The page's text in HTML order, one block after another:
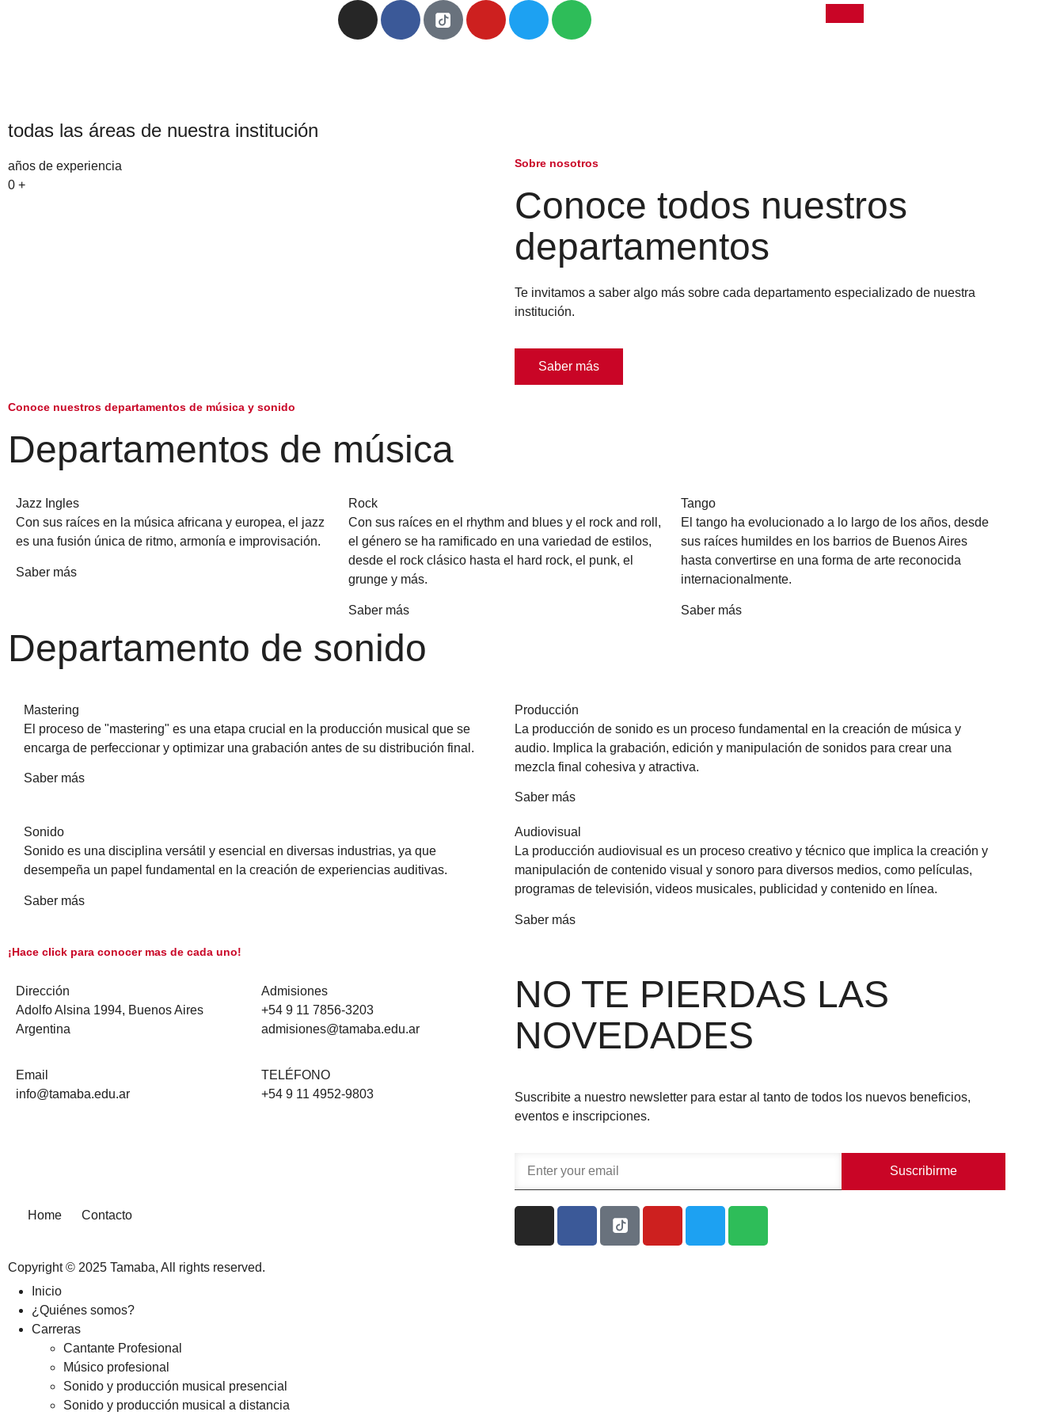
todas las áreas de nuestra institución
años de experiencia
0 +
Sobre nosotros
Conoce todos nuestros
departamentos
Te invitamos a saber algo más sobre cada departamento especializado de nuestra
institución.
Saber más
Conoce nuestros departamentos de música y sonido
Departamentos de música
Jazz Ingles
Con sus raíces en la música africana y europea, el jazz
es una fusión única de ritmo, armonía e improvisación.
Saber más
Rock
Con sus raíces en el rhythm and blues y el rock and roll,
el género se ha ramificado en una variedad de estilos,
desde el rock clásico hasta el hard rock, el punk, el
grunge y más.
Saber más
Tango
El tango ha evolucionado a lo largo de los años, desde
sus raíces humildes en los barrios de Buenos Aires
hasta convertirse en una forma de arte reconocida
internacionalmente.
Saber más
Departamento de sonido
Mastering
El proceso de "mastering" es una etapa crucial en la producción musical que se
encarga de perfeccionar y optimizar una grabación antes de su distribución final.
Saber más
Producción
La producción de sonido es un proceso fundamental en la creación de música y
audio. Implica la grabación, edición y manipulación de sonidos para crear una
mezcla final cohesiva y atractiva.
Saber más
Sonido
Sonido es una disciplina versátil y esencial en diversas industrias, ya que
desempeña un papel fundamental en la creación de experiencias auditivas.
Saber más
Audiovisual
La producción audiovisual es un proceso creativo y técnico que implica la creación y
manipulación de contenido visual y sonoro para diversos medios, como películas,
programas de televisión, videos musicales, publicidad y contenido en línea.
Saber más
¡Hace click para conocer mas de cada uno!
Dirección
Adolfo Alsina 1994, Buenos Aires
Argentina
Admisiones
+54 9 11 7856-3203
admisiones@tamaba.edu.ar
Email
info@tamaba.edu.ar
TELÉFONO
+54 9 11 4952-9803
NO TE PIERDAS LAS
NOVEDADES
Suscribite a nuestro newsletter para estar al tanto de todos los nuevos beneficios,
eventos e inscripciones.
Suscribirme
Home Contacto
Copyright © 2025 Tamaba, All rights reserved.
Inicio
¿Quiénes somos?
Carreras
Cantante Profesional
Músico profesional
Sonido y producción musical presencial
Sonido y producción musical a distancia